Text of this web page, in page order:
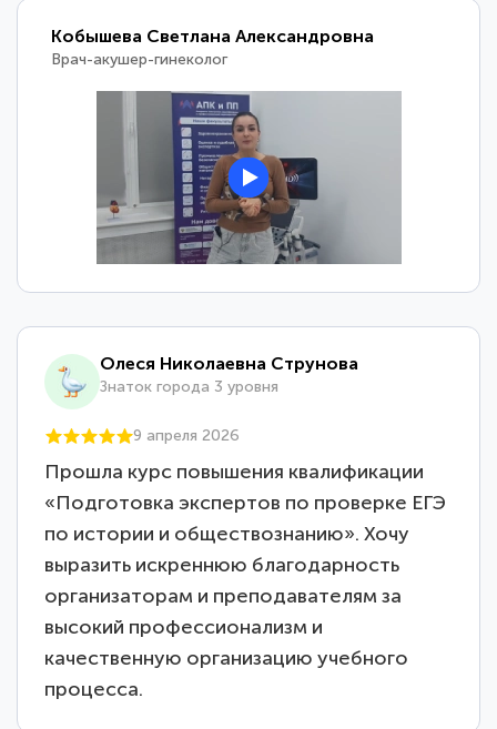
Кобышева Светлана Александровна
Врач-акушер-гинеколог
Олеся Николаевна Струнова
Знаток города 3 уровня
9 апреля 2026
Прошла курс повышения квалификации
«Подготовка экспертов по проверке ЕГЭ
по истории и обществознанию». Хочу
выразить искреннюю благодарность
организаторам и преподавателям за
высокий профессионализм и
качественную организацию учебного
процесса.